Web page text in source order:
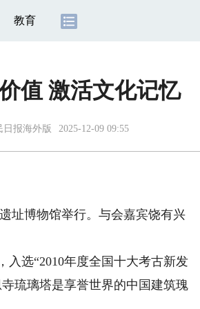
教育
值 激活文化记忆
日报海外版 2025-12-09 09:55
址博物馆举行。与会嘉宾饶有兴
选“2010年度全国十大考古新发
琉璃塔是享誉世界的中国建筑瑰